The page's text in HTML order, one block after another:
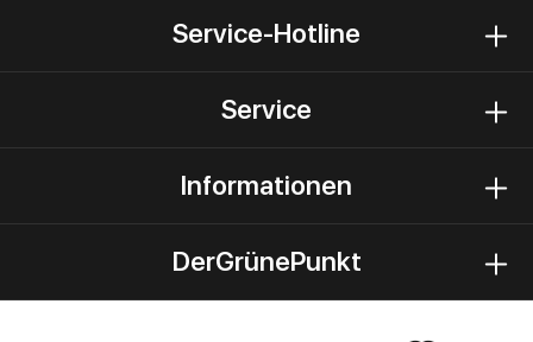
DerGrünePunkt
Service-Hotline
Service
Informationen